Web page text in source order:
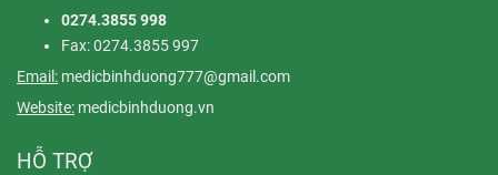
0274.3855 998
Fax: 0274.3855 997
Email: medicbinhduong777@gmail.com
Website: medicbinhduong.vn
HỖ TRỢ